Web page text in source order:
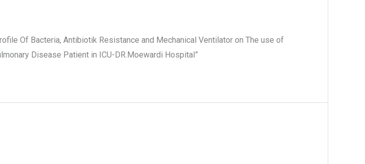
Of Bacteria, Antibiotik Resistance and Mechanical Ventilator on The use of
Disease Patient in ICU-DR.Moewardi Hospital”